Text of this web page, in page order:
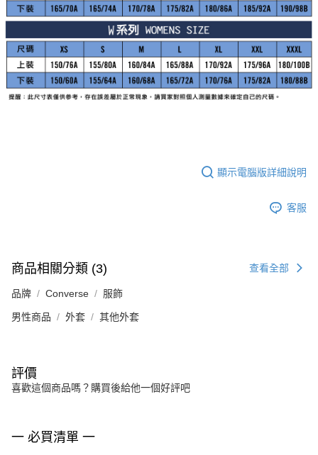
顯示電腦版詳細說明
客服
商品相關分類 (3) 查看全部
品牌 Converse 服飾
男性商品 外套 其他外套
評價
喜歡這個商品嗎？購買後給他一個好評吧
一 必買清單 一